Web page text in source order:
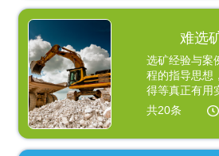
难选
选矿经验与案
程的指导思想
得等真正有用
共20条